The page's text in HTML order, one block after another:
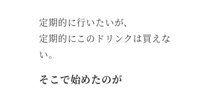
定期的に行いたいが、
定期的にこのドリンクは買えな
い。
そこで始めたのが